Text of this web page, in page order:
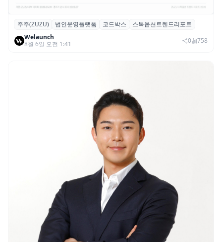
스톡옵션 취소율 2년 만에 18.2%→31.3%…
권리 발생 즉시 행사 비중도 급증
주주(ZUZU) 법인운영플랫폼 코드박스
스톡옵션트렌드리포트
Welaunch
8월 6일 오전 1:41
0 758